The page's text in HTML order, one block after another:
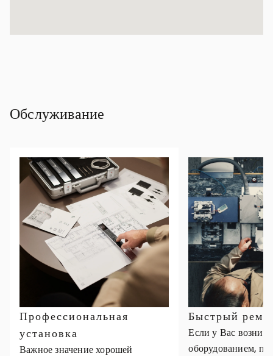
Обслуживание
Профессиональная
установка
Важное значение хорошей
Быстрый
Если у Вас
оборудованием,